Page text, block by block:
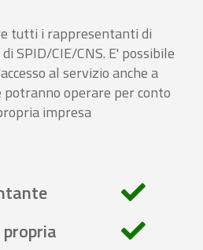
tutti i rappresentanti di
SPID/CIE/CNS. E' possibile
al servizio anche a
potranno operare per conto
impresa